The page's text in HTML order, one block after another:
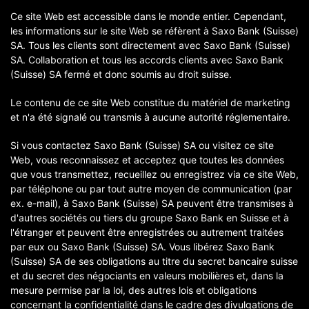
Ce site Web est accessible dans le monde entier. Cependant,
les informations sur le site Web se réfèrent à Saxo Bank (Suisse)
SA. Tous les clients sont directement avec Saxo Bank (Suisse)
SA. Collaboration et tous les accords clients avec Saxo Bank
(Suisse) SA fermé et donc soumis au droit suisse.
Le contenu de ce site Web constitue du matériel de marketing
et n'a été signalé ou transmis à aucune autorité réglementaire.
Si vous contactez Saxo Bank (Suisse) SA ou visitez ce site
Web, vous reconnaissez et acceptez que toutes les données
que vous transmettez, recueillez ou enregistrez via ce site Web,
par téléphone ou par tout autre moyen de communication (par
ex. e-mail), à Saxo Bank (Suisse) SA peuvent être transmises à
d'autres sociétés ou tiers du groupe Saxo Bank en Suisse et à
l'étranger et peuvent être enregistrées ou autrement traitées
par eux ou Saxo Bank (Suisse) SA. Vous libérez Saxo Bank
(Suisse) SA de ses obligations au titre du secret bancaire suisse
et du secret des négociants en valeurs mobilières et, dans la
mesure permise par la loi, des autres lois et obligations
concernant la confidentialité dans le cadre des divulgations de